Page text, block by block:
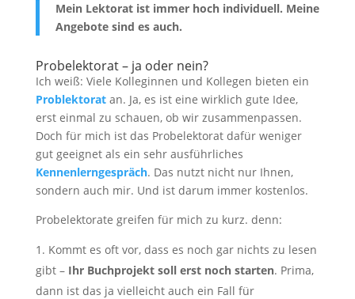
Mein Lektorat ist immer hoch individuell. Meine
Angebote sind es auch.
Probelektorat – ja oder nein?
Ich weiß: Viele Kolleginnen und Kollegen bieten ein
Problektoratan. Ja, es ist eine wirklich gute Idee,
erst einmal zu schauen, ob wir zusammenpassen.
Doch für mich ist das Probelektorat dafür weniger
gut geeignet als ein sehr ausführliches
Kennenlerngespräch. Das nutzt nicht nur Ihnen,
sondern auch mir. Und ist darum immer kostenlos.
Probelektorate greifen für mich zu kurz. denn:
Kommt es oft vor, dass es noch gar nichts zu lesen
gibt – Ihr Buchprojekt soll erst noch starten. Prima,
dann ist das ja vielleicht auch ein Fall für